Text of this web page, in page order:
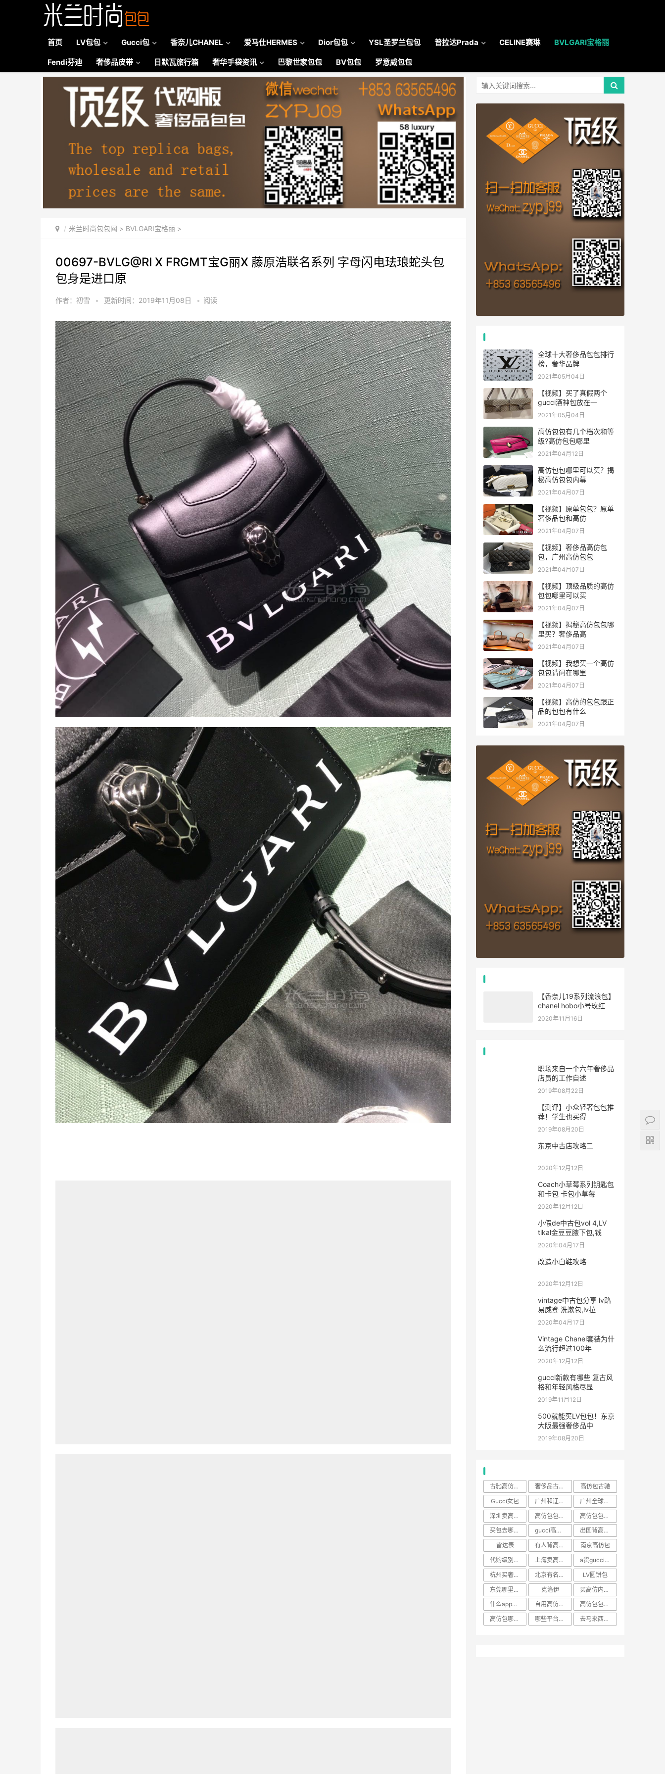
首页 LV包包 Gucci包 香奈儿CHANEL 爱马仕HERMES Dior包包 YSL圣罗兰包包 普拉达Prada CELINE赛琳 BVLGARI宝格丽
Fendi芬迪 奢侈品皮带 日默瓦旅行箱 奢华手袋资讯 巴黎世家包包 BV包包 罗意威包包
米兰时尚包包网 > BVLGARI宝格丽 >
00697-BVLG@RI X FRGMT宝G丽X 藤原浩联名系列 字母闪电珐琅蛇头包
包身是进口原
作者：初雪 • 更新时间：2019年11月08日 • 阅读
全球十大奢侈品包包排行
榜，奢华品牌
2021年05月04日
【视频】买了真假两个
gucci酒神包放在一
2021年05月04日
高仿包包有几个档次和等
级?高仿包包哪里
2021年04月12日
高仿包包哪里可以买？揭
秘高仿包包内幕
2021年04月07日
【视频】原单包包？原单
奢侈品包和高仿
2021年04月07日
【视频】奢侈品高仿包
包，广州高仿包包
2021年04月07日
【视频】顶级品质的高仿
包包哪里可以买
2021年04月07日
【视频】揭秘高仿包包哪
里买？奢侈品高
2021年04月07日
【视频】我想买一个高仿
包包请问在哪里
2021年04月07日
【视频】高仿的包包跟正
品的包包有什么
2021年04月07日
【香奈儿19系列流浪包】
chanel hobo小号玫红
2020年11月16日
职场来自一个六年奢侈品
店员的工作自述
2019年08月22日
【测评】小众轻奢包包推
荐！学生也买得
2019年08月20日
东京中古店攻略二
2020年12月12日
Coach小草莓系列钥匙包
和卡包 卡包小草莓
2020年12月12日
小假de中古包vol 4,LV
tikal金豆豆腋下包,钱
2020年04月17日
改造小白鞋攻略
2020年12月12日
vintage中古包分享 lv路
易威登 洗漱包,lv拉
2020年04月17日
Vintage Chanel套装为什
么流行超过100年
2020年12月12日
gucci新款有哪些 复古风
格和年轻风格尽显
2019年11月12日
500就能买LV包包！东京
大阪最强奢侈品中
2019年08月20日
古驰高仿包大概多少钱 奢侈品古驰包高仿包包多少
高仿包古驰
Gucci女包
广州和辽宁高仿包哪个地方好
广州全球最大高仿包包
深圳卖高仿包的地方
高仿包包的工厂在哪里
高仿包包好吗
买包去哪里买
gucci高仿包包与正品
出国背高仿包包能通过吗
雷达表
有人背高仿包出国的吗
南京高仿包
代购级别和高仿的区别
上海卖高仿奢侈品的地方
a货gucci包包哪里买
杭州买奢侈品去哪里买
北京有名卖高仿货的地方
LV圆饼包
东莞哪里卖a货LV包
克洛伊
买高仿内包去哪个网站
什么app能买高仿包包
自用高仿包可以背去美国吗
高仿包包一般哪里可以买
高仿包哪里产地比较好
哪些平台可以买高仿货 去马来西亚可以背高仿包包